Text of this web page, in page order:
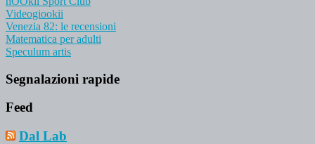
Videogiookii
Venezia 82: le recensioni
Matematica per adulti
Speculum artis
Segnalazioni rapide
Feed
Dal Lab